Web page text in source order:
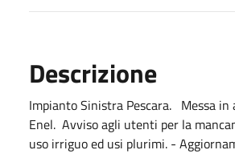
Descrizione
Impianto Sinistra Pescara. Messa in
Enel. Avviso agli utenti per la
uso irriguo ed usi plurimi. -